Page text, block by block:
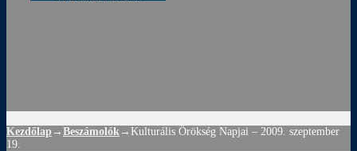
Kezdőlap → Beszámolók → Kulturális Örökség Napjai – 2009. szeptember
19.